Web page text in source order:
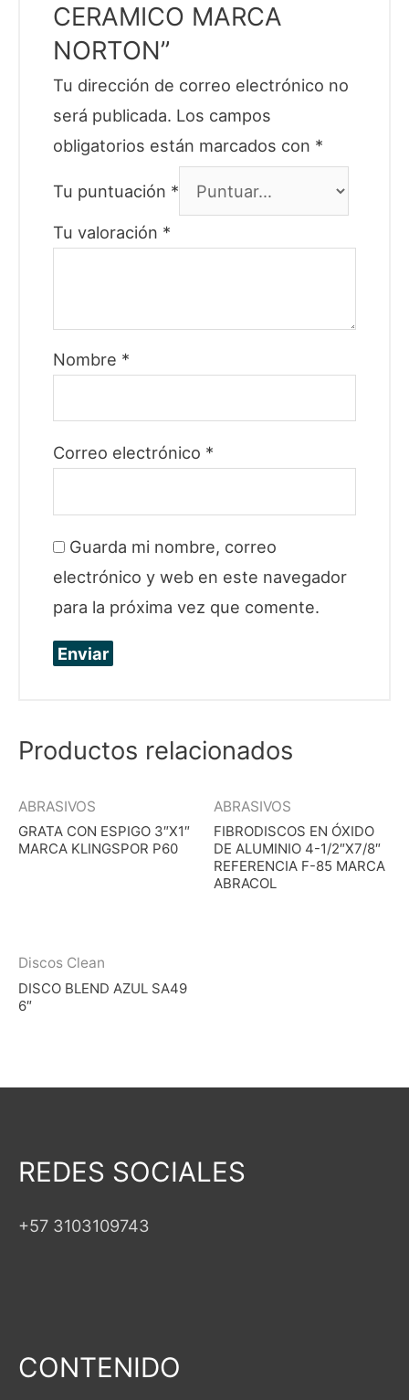
CERAMICO MARCA
NORTON”
Tu dirección de correo electrónico no
será publicada. Los campos
obligatorios están marcados con *
Tu puntuación *
Tu valoración *
Nombre *
Correo electrónico *
Guarda mi nombre, correo
electrónico y web en este navegador
para la próxima vez que comente.
Productos relacionados
ABRASIVOS
GRATA CON ESPIGO 3″X1″
MARCA KLINGSPOR P60
ABRASIVOS
FIBRODISCOS EN ÓXIDO
DE ALUMINIO 4-1/2″X7/8″
REFERENCIA F-85 MARCA
ABRACOL
Discos Clean
DISCO BLEND AZUL SA49
6″
REDES SOCIALES
+57 3103109743
CONTENIDO